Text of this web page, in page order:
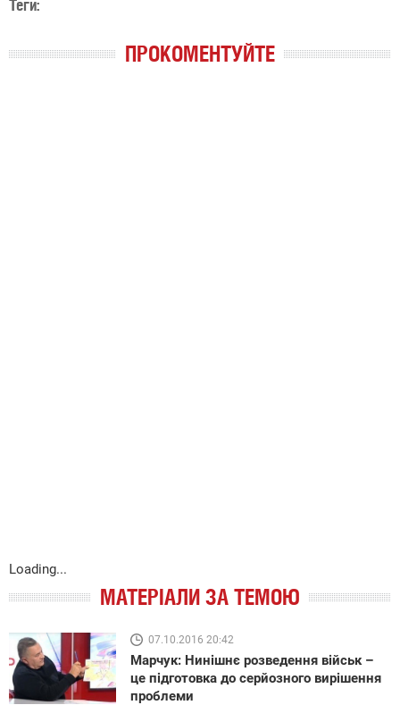
Теги:
ПРОКОМЕНТУЙТЕ
Loading...
МАТЕРІАЛИ ЗА ТЕМОЮ
07.10.2016 20:42
Марчук: Нинішнє розведення військ –
це підготовка до серйозного вирішення
проблеми